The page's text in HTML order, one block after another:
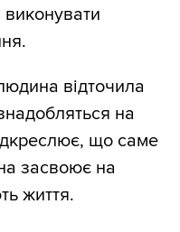
виконувати
відточила
на
що саме
засвоює на
життя.